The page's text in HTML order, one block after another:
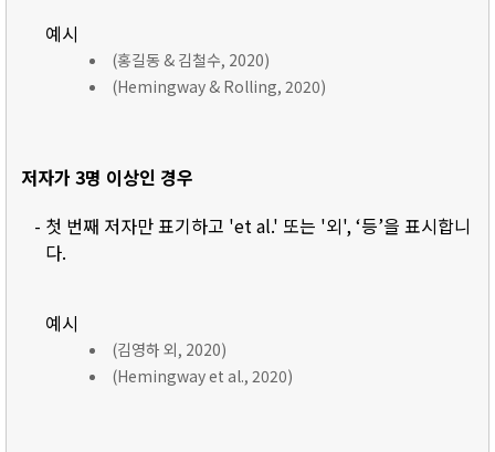
예시
(홍길동 & 김철수, 2020)
(Hemingway & Rolling, 2020)
저자가 3명 이상인 경우
- 첫 번째 저자만 표기하고 'et al.' 또는 '외', ‘등’을 표시합니
다.
예시
(김영하 외, 2020)
(Hemingway et al., 2020)